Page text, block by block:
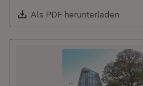
Download:
Als PDF herunterladen